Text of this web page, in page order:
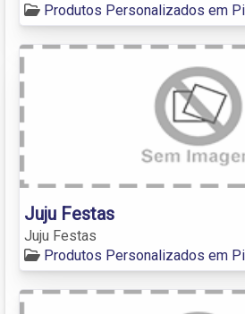
Produtos Personalizados em
Juju Festas
Juju Festas
Produtos Personalizados em